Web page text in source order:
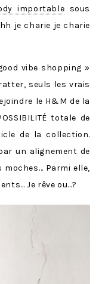
importable sous
je charie je charie
vibe shopping »
seuls les vrais
le H&M de la
totale de
de la collection.
un alignement de
Parmi elle,
Je rêve ou…?